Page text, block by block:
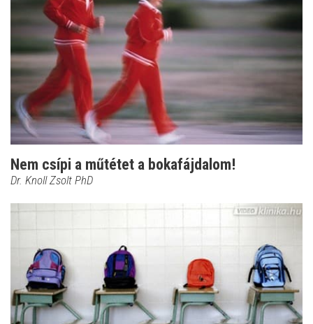
Nem csípi a műtétet a bokafájdalom!
Dr. Knoll Zsolt PhD